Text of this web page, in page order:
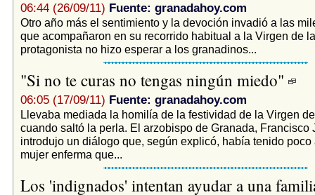
06:44 (26/09/11) Fuente: granadahoy.com
Otro año más el sentimiento y la devoción invadió a las
que acompañaron en su recorrido habitual a la Virgen de
protagonista no hizo esperar a los granadinos...
"Si no te curas no tengas ningún miedo"
06:05 (17/09/11) Fuente: granadahoy.com
Llevaba mediada la homilía de la festividad de la Virgen
cuando saltó la perla. El arzobispo de Granada, Francisco
introdujo un diálogo que, según explicó, había tenido poco
mujer enferma que...
Los 'indignados' intentan ayudar a una